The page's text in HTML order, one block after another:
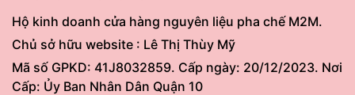
Hộ kinh doanh cửa hàng nguyên liệu pha chế M2M.
Chủ sở hữu website : Lê Thị Thùy Mỹ
Mã số GPKD: 41J8032859. Cấp ngày: 20/12/2023. Nơi
Cấp: Ủy Ban Nhân Dân Quận 10